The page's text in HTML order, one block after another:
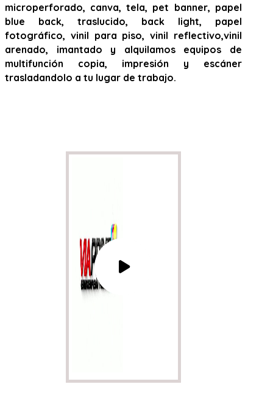
microperforado, canva, tela, pet banner, papel
blue back, traslucido, back light, papel
fotográfico, vinil para piso, vinil reflectivo,vinil
arenado, imantado y alquilamos equipos de
multifunción copia, impresión y escáner
trasladandolo a tu lugar de trabajo.